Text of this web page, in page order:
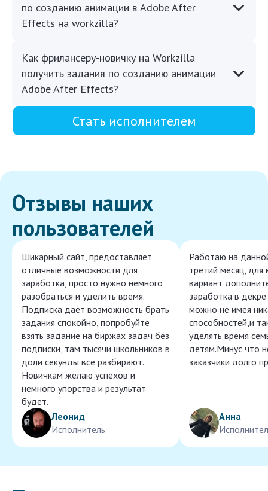
по созданию анимации в Adobe After
Effects на workzilla?
Как фрилансеру-новичку на Workzilla
получить задания по созданию анимации
Adobe After Effects?
Стать исполнителем
Отзывы наших
пользователей
Шикарный сайт, предоставляет
отличные возможности для
заработка, просто нужно немного
разобраться и уделить время.
Подписка дает возможность брать
задания спокойно, попробуйте
взять задание на биржах задач без
подписки, там тысячи школьников в
доли секунды все разбирают.
Новичкам желаю успехов и
немного упорства и результат
будет.
Леонид
Исполнитель
Работаю на
третий месяц, для
вариант
заработка в
можно не имея
способностей,и
уделять время
детям.Минус что
заказчики долго
Анна